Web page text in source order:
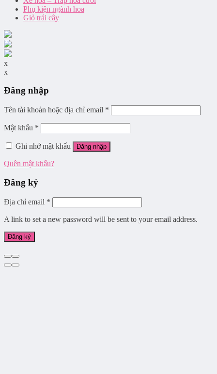
Phụ kiện ngành hoa
Giỏ trái cây
x
x
Đăng nhập
Tên tài khoản hoặc địa chỉ email *
Mật khẩu *
Ghi nhớ mật khẩu Đăng nhập
Quên mật khẩu?
Đăng ký
Địa chỉ email *
A link to set a new password will be sent to your email address.
Đăng ký